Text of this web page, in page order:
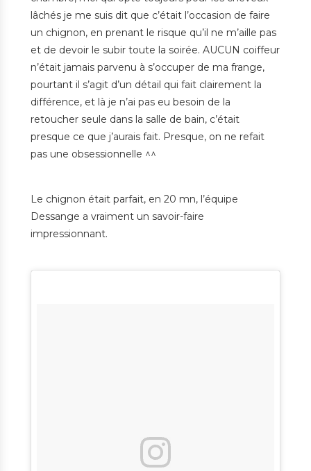
lâchés je me suis dit que c’était l’occasion de faire
un chignon, en prenant le risque qu’il ne m’aille pas
et de devoir le subir toute la soirée. AUCUN coiffeur
n’était jamais parvenu à s’occuper de ma frange,
pourtant il s’agit d’un détail qui fait clairement la
différence, et là je n’ai pas eu besoin de la
retoucher seule dans la salle de bain, c’était
presque ce que j’aurais fait. Presque, on ne refait
pas une obsessionnelle ^^
Le chignon était parfait, en 20 mn, l’équipe
Dessange a vraiment un savoir-faire
impressionnant.